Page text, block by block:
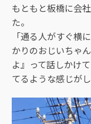
もともと板橋に会
た。
「通る人がすぐ横
かりのおじいちゃ
よ』って話しかけ
てるような感じがし